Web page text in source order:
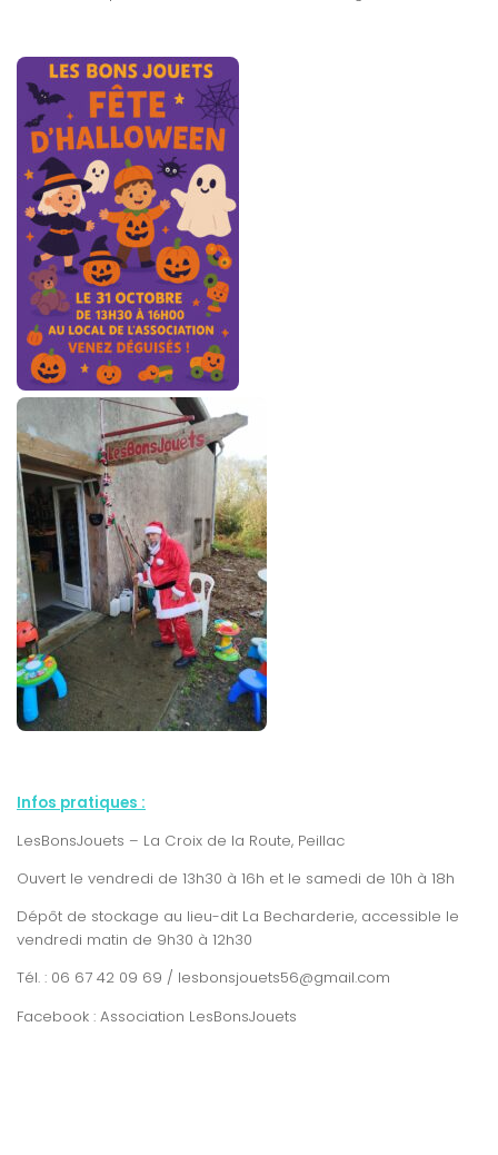
Infos pratiques :
LesBonsJouets – La Croix de la Route, Peillac
Ouvert le vendredi de 13h30 à 16h et le samedi de 10h à 18h
Dépôt de stockage au lieu-dit La Becharderie, accessible le
vendredi matin de 9h30 à 12h30
Tél. : 06 67 42 09 69 / lesbonsjouets56@gmail.com
Facebook : Association LesBonsJouets